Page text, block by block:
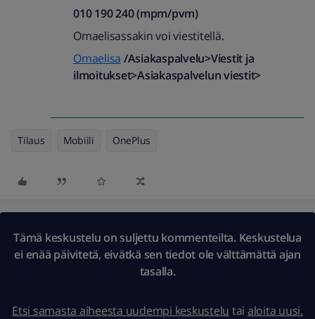
010 190 240 (mpm/pvm)​
Omaelisassakin voi viestitellä.
Omaelisa /Asiakaspalvelu>Viestit ja
ilmoitukset>Asiakaspalvelun viestit>
Tilaus Mobiili OnePlus
Tämä keskustelu on suljettu kommenteilta. Keskustelua
ei enää päivitetä, eivätkä sen tiedot ole välttämättä ajan
tasalla.
Etsi samasta aiheesta uudempi keskustelu tai aloita uusi.